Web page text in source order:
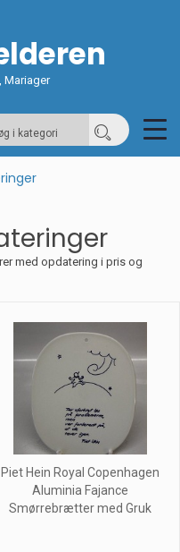
Mariager
i kategori
med opdatering i pris og
Piet Hein Royal Copenhagen
Aluminia Fajance
Smørrebrætter med Gruk